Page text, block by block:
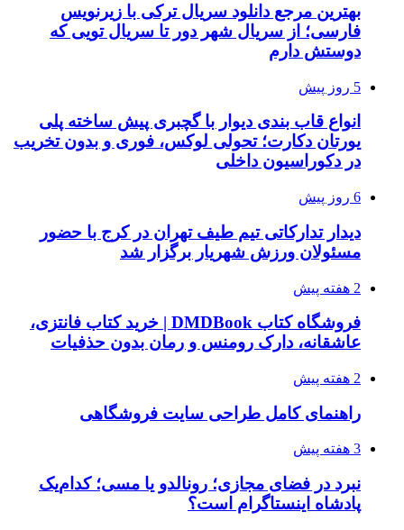
بهترین مرجع دانلود سریال ترکی با زیرنویس
فارسی؛ از سریال شهر دور تا سریال تویی که
دوستش دارم
5 روز پیش
انواع قاب بندی دیوار با گچبری پیش ساخته پلی
یورتان دکارت؛ تحولی لوکس، فوری و بدون تخریب
در دکوراسیون داخلی
6 روز پیش
دیدار تدارکاتی تیم طیف تهران در کرج با حضور
مسئولان ورزش شهریار برگزار شد
2 هفته پیش
فروشگاه کتاب DMDBook | خرید کتاب فانتزی،
عاشقانه، دارک رومنس و رمان بدون حذفیات
2 هفته پیش
راهنمای کامل طراحی سایت فروشگاهی
3 هفته پیش
نبرد در فضای مجازی؛ رونالدو یا مسی؛ کدام‌یک
پادشاه اینستاگرام است؟